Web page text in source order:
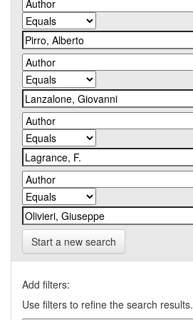
Start a new search
Add filters:
Use filters to refine the search results.